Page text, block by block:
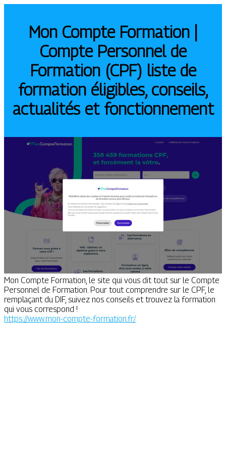
Mon Compte Formation |
Compte Personnel de
Formation (CPF) liste de
formation éligibles, conseils,
actualités et fonction­ne­ment
Mon Compte Formation, le site qui vous dit tout sur le Compte
Personnel de Formation. Pour tout comprendre sur le CPF, le
remplaçant du DIF, suivez nos conseils et trouvez la formation
qui vous correspond !
https://www.mon-compte-formation.fr/